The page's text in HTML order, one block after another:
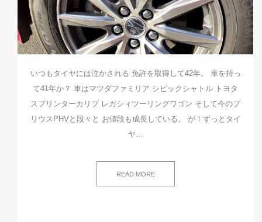
いつもタイヤには泣かされる 免許を取得して42年。 車を持っ
て41年か？ 車はマツダファミリア シビックシャトル トヨタ
スプリンターカリブ レガシィツーリングワゴン そして今のプ
リウスPHVと段々と お値段も成長している。 が！ずっとタイ
ヤ…
READ MORE